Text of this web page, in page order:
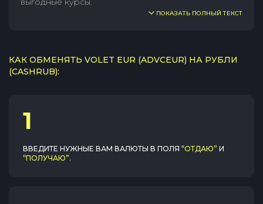
ПОКАЗАТЬ ПОЛНЫЙ ТЕКСТ
КАК ОБМЕНЯТЬ VOLET EUR (ADVCEUR) НА РУБЛИ
(CASHRUB):
1
ВВЕДИТЕ НУЖНЫЕ ВАМ ВАЛЮТЫ В ПОЛЯ “ОТДАЮ” И
“ПОЛУЧАЮ”.